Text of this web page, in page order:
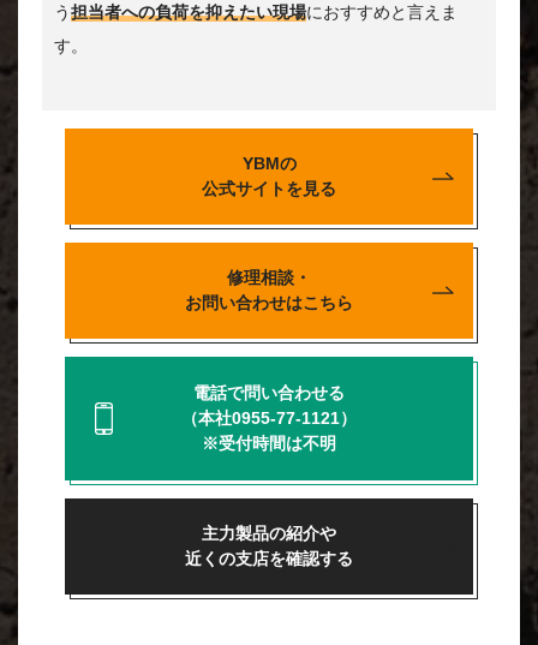
う担当者への負荷を抑えたい現場におすすめと言えま
す。
YBMの
公式サイトを見る
修理相談・
お問い合わせはこちら
電話で問い合わせる
（本社0955-77-1121）
※受付時間は不明
主力製品の紹介や
近くの支店を確認する